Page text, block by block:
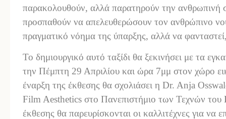
παρακολουθούν, αλλά παρατηρούν την ανθρωπινή
προσπαθούν να απελευθερώσουν τον ανθρώπινο
πραγματικό νόημα της ύπαρξης, αλλά να
Το δημιουργικό αυτό ταξίδι θα ξεκινήσει με τα
την Πέμπτη 29 Απριλίου και ώρα 7μμ στον χώρο
έναρξη της έκθεσης θα σχολιάσει η Dr. Anja
Film Aesthetics στο Πανεπιστήμιο των Τεχνών του
έκθεσης θα παρευρίσκονται οι καλλιτέχνες για να